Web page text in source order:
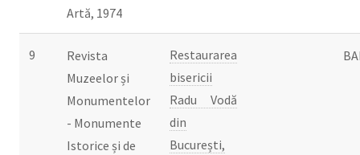
Artă, 1974
9
Revista
Muzeelor și
Monumentelor
- Monumente
Istorice și de
Restaurarea
bisericii
Radu Vodă
din
București,